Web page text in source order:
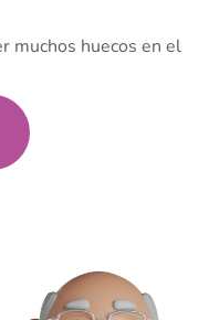
muchos huecos en el